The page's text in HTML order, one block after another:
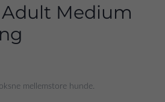
Medium
mellemstore hunde.